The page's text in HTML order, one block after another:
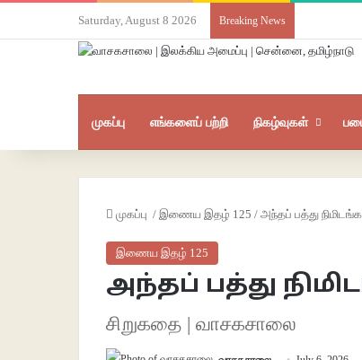
Saturday, August 8 2026 Breaking News
முகப்பு எங்களைப் பற்றி நிகழ்வுகள்
முகப்பு / இணைய இதழ் 125 / அந்தப் பத்து
இணைய இதழ் 125
அந்தப் பத்து
சிறுகதை | வாசகசாலை